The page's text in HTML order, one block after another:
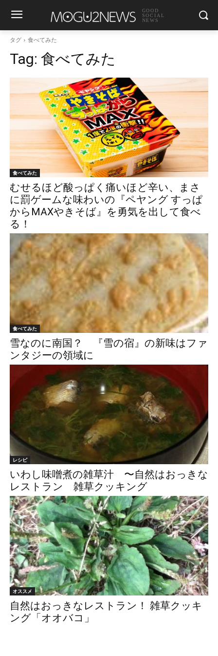
GOOD
SOCIAL
NEWS
タグ 食べてみた
Tag: 食べてみた
食べてみた
むせるほど酸っぱく痛いほど辛い、まさ
に罰ゲームな味わいの『ペヤング すっぱ
からMAXやきそば』を勇気を出して食べ
る！
食べてみた
雪なのに南国？ 『雪の宿』の新味はファ
ンタジーの領域に
レシピ
いわし味噌煮の雑草汁 〜自然はおっきな
レストラン 雑草クッキング
オススメ
自然はおっきなレストラン！ 雑草クッキ
ング「オオバコ」